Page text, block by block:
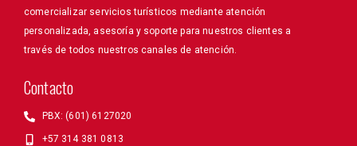
comercializar servicios turísticos mediante atención
personalizada, asesoría y soporte para nuestros clientes a
través de todos nuestros canales de atención.
Contacto
PBX: (601) 6127020
+57 314 381 0813